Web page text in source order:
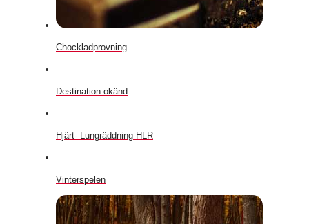
Chockladprovning
Destination okänd
Hjärt- Lungräddning HLR
Vinterspelen